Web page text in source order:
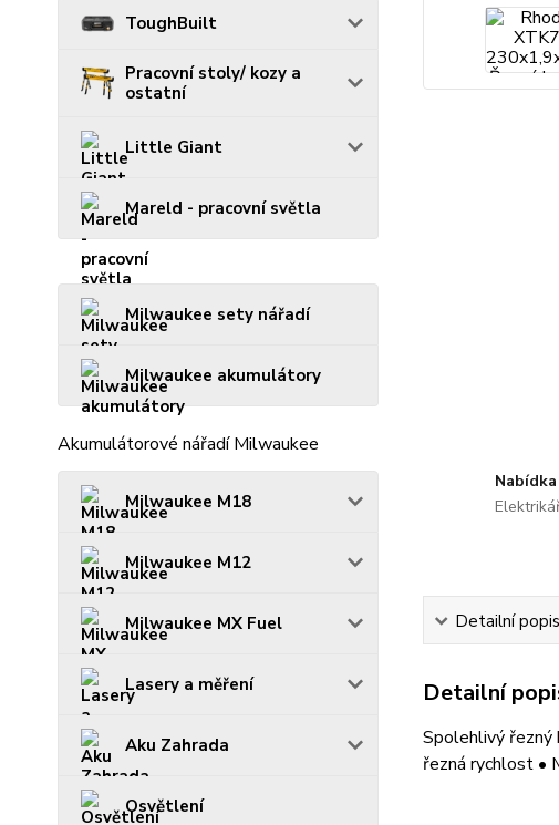
ToughBuilt
Pracovní stoly/ kozy a
ostatní
Little Giant
Mareld - pracovní světla
Milwaukee sety nářadí
Milwaukee akumulátory
Akumulátorové nářadí Milwaukee
Milwaukee M18
Milwaukee M12
Milwaukee MX Fuel
Lasery a měření
Aku Zahrada
Osvětlení
Detailní popis
Detailní
Spolehlivý řezný
řezná rychlost •